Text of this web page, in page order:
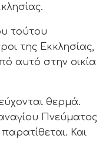
τούτου
της Εκκλησίας,
αυτό στην οικία
θερμά.
Πνεύματος
Και